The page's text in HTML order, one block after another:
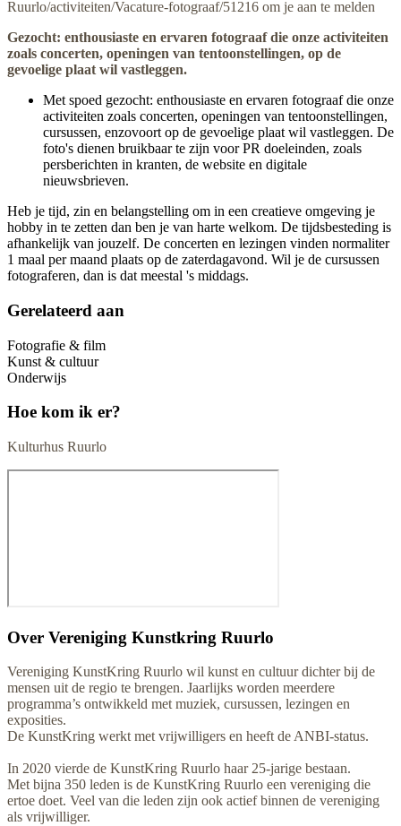
Ruurlo/activiteiten/Vacature-fotograaf/51216 om je aan te melden
Gezocht: enthousiaste en ervaren fotograaf die onze activiteiten
zoals concerten, openingen van tentoonstellingen, op de
gevoelige plaat wil vastleggen.
Met spoed gezocht: enthousiaste en ervaren fotograaf die onze
activiteiten zoals concerten, openingen van tentoonstellingen,
cursussen, enzovoort op de gevoelige plaat wil vastleggen. De
foto's dienen bruikbaar te zijn voor PR doeleinden, zoals
persberichten in kranten, de website en digitale
nieuwsbrieven.
Heb je tijd, zin en belangstelling om in een creatieve omgeving je
hobby in te zetten dan ben je van harte welkom. De tijdsbesteding is
afhankelijk van jouzelf. De concerten en lezingen vinden normaliter
1 maal per maand plaats op de zaterdagavond. Wil je de cursussen
fotograferen, dan is dat meestal 's middags.
Gerelateerd aan
Fotografie & film
Kunst & cultuur
Onderwijs
Hoe kom ik er?
Kulturhus Ruurlo
Over Vereniging Kunstkring Ruurlo
Vereniging KunstKring Ruurlo wil kunst en cultuur dichter bij de
mensen uit de regio te brengen. Jaarlijks worden meerdere
programma’s ontwikkeld met muziek, cursussen, lezingen en
exposities.
De KunstKring werkt met vrijwilligers en heeft de ANBI-status.
In 2020 vierde de KunstKring Ruurlo haar 25-jarige bestaan.
Met bijna 350 leden is de KunstKring Ruurlo een vereniging die
ertoe doet. Veel van die leden zijn ook actief binnen de vereniging
als vrijwilliger.